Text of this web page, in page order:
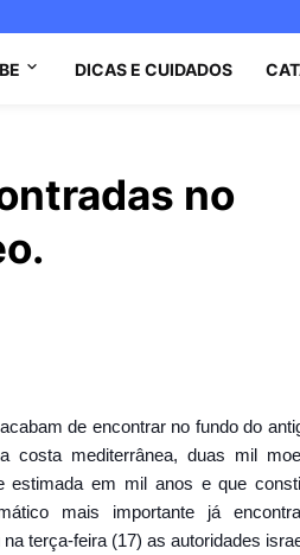
DICAS E CUIDADOS
no
de encontrar no fundo do
costa mediterrânea, duas mil
estimada em mil anos e que c
mais importante já
terça-feira (17) as autoridades